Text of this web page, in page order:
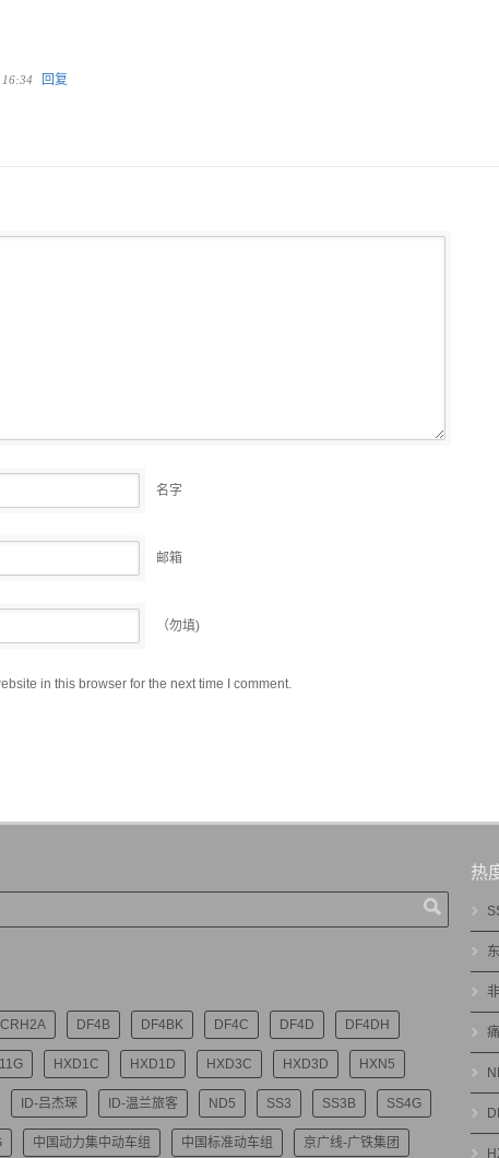
16:34
回复
名字
邮箱
（勿填)
in this browser for the next time I comment.
CRH2A DF4B DF4BK DF4C DF4D DF4DH
HXD1C HXD1D HXD3C HXD3D HXN5
ID-吕杰琛 ID-温兰旅客 ND5 SS3 SS3B SS4G
中国动力集中动车组 中国标准动车组 京广线-广铁集团
热